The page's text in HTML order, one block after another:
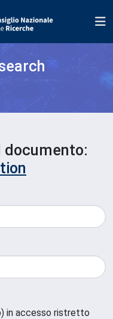
documento:
in accesso ristretto